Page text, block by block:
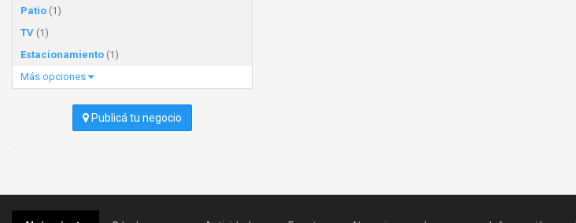
Patio (1)
TV (1)
Estacionamiento (1)
Más opciones
Publicá tu negocio